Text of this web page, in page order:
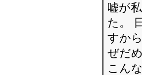
嘘が
た。
すか
ぜだ
こん